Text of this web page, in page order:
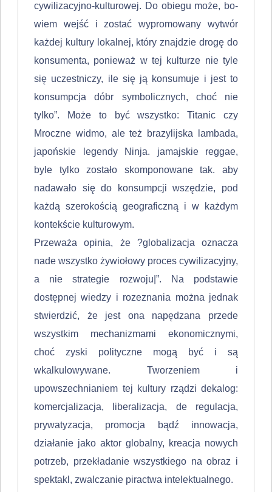
cywilizacyjno-kulturowej. Do obiegu może, bo­
wiem wejść i zostać wypromowany wytwór
każdej kultury lokalnej, który znaj­dzie drogę do
konsumenta, ponieważ w tej kulturze nie tyle
się uczestniczy, ile się ją konsumuje i jest to
konsumpcja dóbr symbolicznych, choć nie
tylko”. Mo­że to być wszystko: Titanic czy
Mroczne widmo, ale też brazylijska lambada,
japońskie legendy Ninja. jamajskie reggae,
byle tylko zostało skomponowane tak. aby
nadawało się do konsumpcji wszędzie, pod
każdą szerokością geogra­ficzną i w każdym
kontekście kulturowym.
Przeważa opinia, że ?globalizacja oznacza
nade wszystko żywiołowy proces cywilizacyjny,
a nie strategie rozwoju|”. Na pod­stawie
dostępnej wiedzy i rozeznania można jednak
stwierdzić, że jest ona na­pędzana przede
wszystkim mechanizmami ekonomicznymi,
choć zyski poli­tyczne mogą być i są
wkalkulowywane. Tworzeniem i
upowszechnianiem tej kultury rządzi dekalog:
komercjalizacja, liberalizacja, de regulacja,
prywatyza­cja, promocja bądź innowacja,
działanie jako aktor globalny, kreacja nowych
potrzeb, przekładanie wszystkiego na obraz i
spektakl, zwalczanie piractwa in­telektualnego.